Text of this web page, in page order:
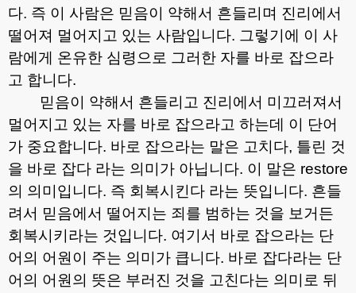
다. 즉 이 사람은 믿음이 약해서 흔들리며 진리에서
떨어져 멀어지고 있는 사람입니다. 그렇기에 이 사
람에게 온유한 심령으로 그러한 자를 바로 잡으라
고 합니다.
믿음이 약해서 흔들리고 진리에서 미끄러져서
멀어지고 있는 자를 바로 잡으라고 하는데 이 단어
가 중요합니다. 바로 잡으라는 말은 고치다, 틀린 것
을 바로 잡다 라는 의미가 아닙니다. 이 말은 restore
의 의미입니다. 즉 회복시킨다 라는 뜻입니다. 흔들
려서 믿음에서 떨어지는 죄를 범하는 것을 보거든
회복시키라는 것입니다. 여기서 바로 잡으라는 단
어의 어원이 주는 의미가 큽니다. 바로 잡다라는 단
어의 어원의 뜻은 부러진 것을 고친다는 의미로 뒤